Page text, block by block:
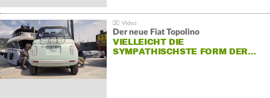
Der neue Fiat Topolino
VIELLEICHT DIE
SYMPATHISCHSTE FORM DER…